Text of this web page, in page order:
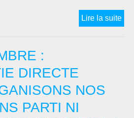
Lire la suite#10
:
DIRECTE
NOS
PARTI NI